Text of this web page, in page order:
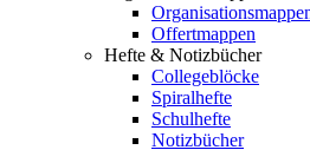
Offertmappen
Hefte & Notizbücher
Collegeblöcke
Spiralhefte
Schulhefte
Notizbücher